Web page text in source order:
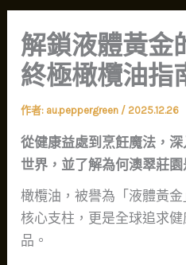
容
解鎖液體黃金
終極橄欖油指
作者: au.peppergreen / 2025.12.26
從健康益處到烹飪魔法，
世界，並了解為何澳翠莊園
橄欖油，被譽為「液體黃
核心支柱，更是全球追求
品。